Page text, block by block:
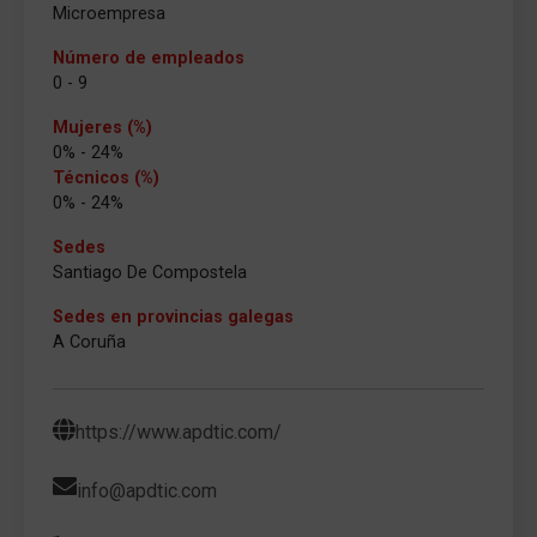
Microempresa
Número de empleados
0 - 9
Mujeres (%)
0% - 24%
Técnicos (%)
0% - 24%
Sedes
Santiago De Compostela
Sedes en provincias galegas
A Coruña
https://www.apdtic.com/
info@apdtic.com